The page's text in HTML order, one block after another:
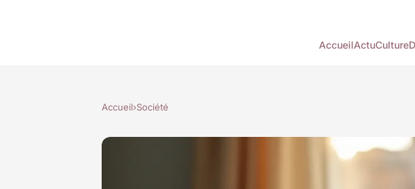
AccueilActuCulture
Accueil›Société